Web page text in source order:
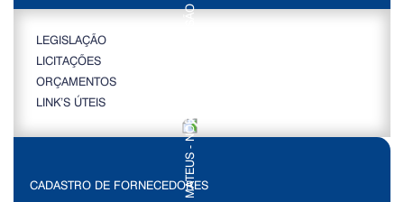
LEGISLAÇÃO
LICITAÇÕES
ORÇAMENTOS
LINK’S ÚTEIS
CADASTRO DE FORNECEDORES